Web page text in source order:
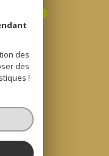
du site
des
des
!